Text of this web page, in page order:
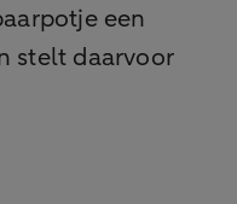
een
stelt daarvoor